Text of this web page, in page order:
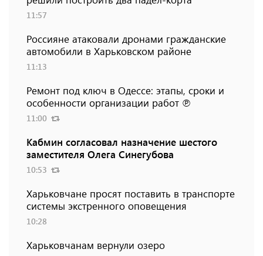
11:57
Россияне атаковали дронами гражданские
автомобили в Харьковском районе
11:13
Ремонт под ключ в Одессе: этапы, сроки и
особенности организации работ ℗
11:00
Кабмин согласовал назначение шестого
заместителя Олега Синегубова
10:53
Харьковчане просят поставить в транспорте
системы экстренного оповещения
10:28
Харьковчанам вернули озеро